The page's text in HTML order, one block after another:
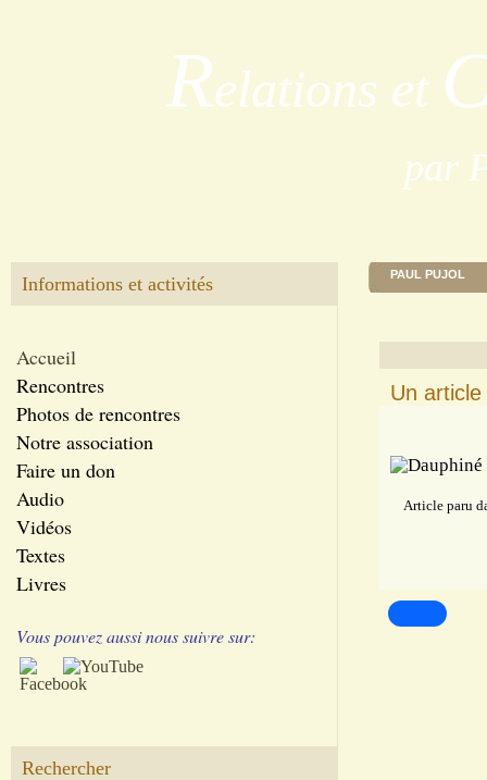
Relations et
par
Informations et activités
Accueil
Rencontres
Photos de rencontres
Notre association
Faire un don
Audio
Vidéos
Textes
Livres
Vous pouvez aussi nous suivre sur:
Rechercher
PAUL PUJOL
Un
Article paru